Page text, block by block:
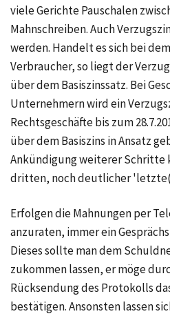
viele Gerichte Pauschalen
Mahnschreiben. Auch
werden. Handelt es sich bei
Verbraucher, so liegt der
über dem Basiszinssatz. Bei
Unternehmern wird ein
Rechtsgeschäfte bis zum
über dem Basiszins in Ansatz
Ankündigung weiterer Schritte
dritten, noch deutlicher
Erfolgen die Mahnungen per
anzuraten, immer ein
Dieses sollte man dem
zukommen lassen, er möge
Rücksendung des Protokolls
bestätigen. Ansonsten lassen